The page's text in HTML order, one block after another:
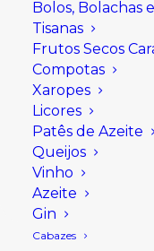
Bolos, Bolachas
Tisanas
Frutos Secos
Compotas
Xaropes
Licores
Patês de Azeite
Queijos
Vinho
Azeite
Gin
Cabazes